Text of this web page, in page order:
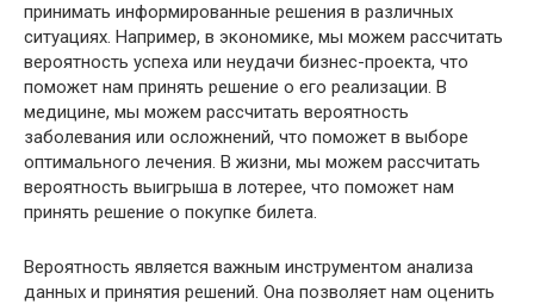
принимать информированные решения в различных
ситуациях. Например, в экономике, мы можем рассчитать
вероятность успеха или неудачи бизнес-проекта, что
поможет нам принять решение о его реализации. В
медицине, мы можем рассчитать вероятность
заболевания или осложнений, что поможет в выборе
оптимального лечения. В жизни, мы можем рассчитать
вероятность выигрыша в лотерее, что поможет нам
принять решение о покупке билета.
Вероятность является важным инструментом анализа
данных и принятия решений. Она позволяет нам оценить